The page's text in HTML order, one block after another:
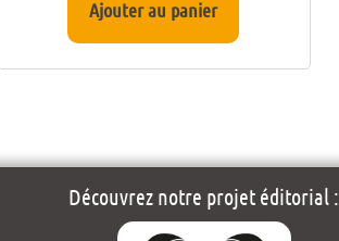
Ajouter au panier
Découvrez notre projet éditorial :